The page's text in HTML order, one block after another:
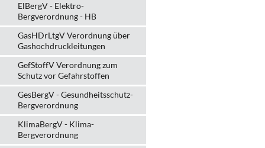
ElBergV - Elektro-
Bergverordnung - HB
GasHDrLtgV Verordnung über
Gashochdruckleitungen
GefStoffV Verordnung zum
Schutz vor Gefahrstoffen
GesBergV - Gesundheitsschutz-
Bergverordnung
KlimaBergV - Klima-
Bergverordnung